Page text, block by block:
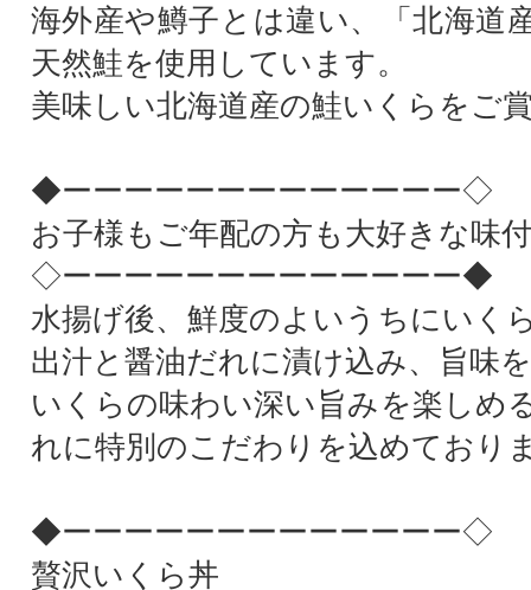
海外産や鱒子とは違い、「北海道
天然鮭を使用しています。
美味しい北海道産の鮭いくらをご
◆ーーーーーーーーーーーーー◇
お子様もご年配の方も大好きな味
◇ーーーーーーーーーーーーー◆
水揚げ後、鮮度のよいうちにいく
出汁と醤油だれに漬け込み、旨味
いくらの味わい深い旨みを楽しめ
れに特別のこだわりを込めており
◆ーーーーーーーーーーーーー◇
贅沢いくら丼